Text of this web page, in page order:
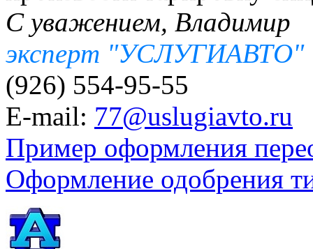
С уважением, Владимир
эксперт "УСЛУГИАВТО"
(926) 554-95-55
E-mail: 77@uslugiavto.ru
Пример оформления
Оформление одобрения